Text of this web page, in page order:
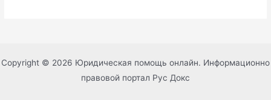
Copyright © 2026 Юридическая помощь онлайн. Информационно
правовой портал Рус Докс